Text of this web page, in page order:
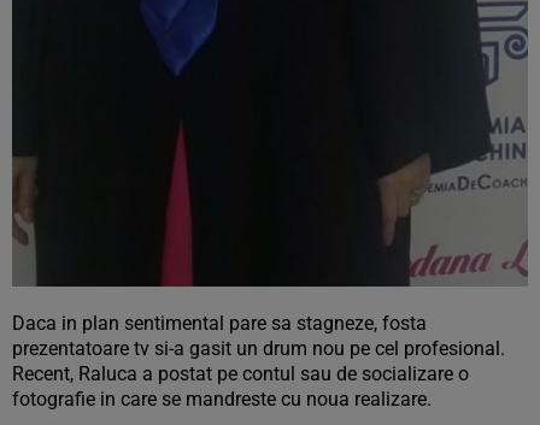
Daca in plan sentimental pare sa stagneze, fosta
prezentatoare tv si-a gasit un drum nou pe cel profesional.
Recent, Raluca a postat pe contul sau de socializare o
fotografie in care se mandreste cu noua realizare.